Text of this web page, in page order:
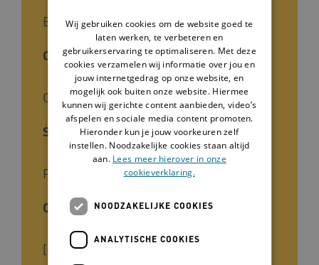
Begeleiders
Cliëntgroep
Ouderen
Soort kennis
Praktijk
Ontwikkelaar
[Ont]Regel de Langdurige Zorg
Wij gebruiken cookies om de website goed te
laten werken, te verbeteren en
gebruikerservaring te optimaliseren. Met deze
cookies verzamelen wij informatie over jou en
jouw internetgedrag op onze website, en
mogelijk ook buiten onze website. Hiermee
kunnen wij gerichte content aanbieden, video’s
afspelen en sociale media content promoten.
Hieronder kun je jouw voorkeuren zelf
instellen. Noodzakelijke cookies staan altijd
aan. Lees meer hierover in onze
cookieverklaring.
NOODZAKELIJKE COOKIES
ANALYTISCHE COOKIES